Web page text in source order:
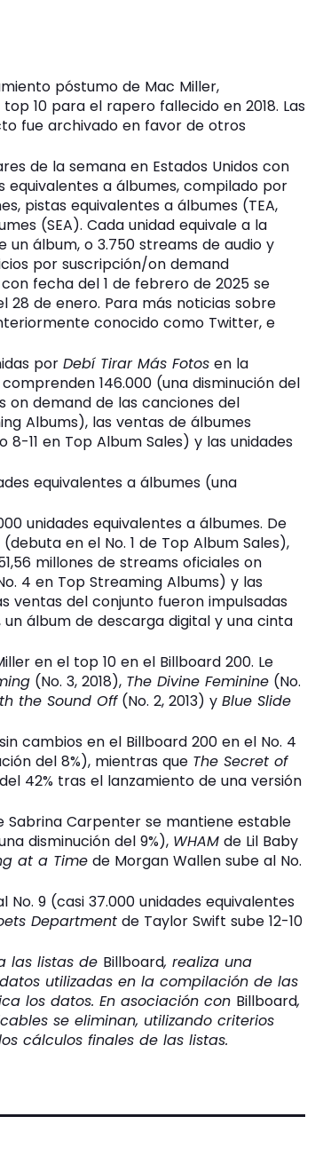
póstumo de Mac Miller,
10 para el rapero fallecido en 2018. Las
fue archivado en favor de otros
de la semana en Estados Unidos con
a álbumes, compilado por
pistas equivalentes a álbumes (TEA,
(SEA). Cada unidad equivale a la
un álbum, o 3.750 streams de audio y
por suscripción/on demand
fecha del 1 de febrero de 2025 se
28 de enero. Para más noticias sobre
conocido como Twitter, e
por Debí Tirar Más Fotos en la
146.000 (una disminución del
on demand de las canciones del
Albums), las ventas de álbumes
11 en Top Album Sales) y las unidades
equivalentes a álbumes (una
unidades equivalentes a álbumes. De
en el No. 1 de Top Album Sales),
millones de streams oficiales on
4 en Top Streaming Albums) y las
ventas del conjunto fueron impulsadas
un álbum de descarga digital y una cinta
en el top 10 en el Billboard 200. Le
(No. 3, 2018), The Divine Feminine (No.
the Sound Off(No. 2, 2013) y Blue Slide
cambios en el Billboard 200 en el No. 4
del 8%), mientras que The Secret of
42% tras el lanzamiento de una versión
Sabrina Carpenter se mantiene estable
disminución del 9%), WHAM de Lil Baby
at a Time de Morgan Wallen sube al No.
No. 9 (casi 37.000 unidades equivalentes
Department de Taylor Swift sube 12-10
las listas de Billboard, realiza una
utilizadas en la compilación de las
los datos. En asociación con Billboard,
se eliminan, utilizando criterios
cálculos finales de las listas.